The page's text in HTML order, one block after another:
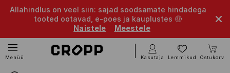
Allahindlus on veel siin: sajad soodsamate hindadega
tooted ootavad, e-poes ja kauplustes 🤑
Naistele
Meestele
Menüü Kasutaja Lemmikud Ostukorv